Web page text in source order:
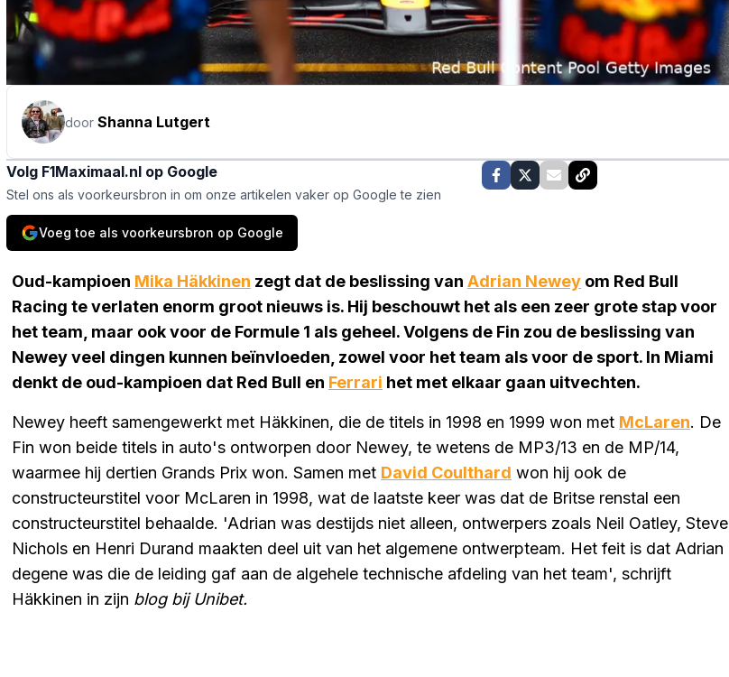
door Shanna Lutgert
Volg F1Maximaal.nl op Google
Stel ons als voorkeursbron in om onze artikelen vaker op Google te zien
Voeg toe als voorkeursbron op Google
Oud-kampioen Mika Häkkinen zegt dat de beslissing van Adrian Newey om Red Bull
Racing te verlaten enorm groot nieuws is. Hij beschouwt het als een zeer grote stap voor
het team, maar ook voor de Formule 1 als geheel. Volgens de Fin zou de beslissing van
Newey veel dingen kunnen beïnvloeden, zowel voor het team als voor de sport. In Miami
denkt de oud-kampioen dat Red Bull en Ferrari het met elkaar gaan uitvechten.
Newey heeft samengewerkt met Häkkinen, die de titels in 1998 en 1999 won met McLaren. De
Fin won beide titels in auto's ontworpen door Newey, te wetens de MP3/13 en de MP/14,
waarmee hij dertien Grands Prix won. Samen met David Coulthard won hij ook de
constructeurstitel voor McLaren in 1998, wat de laatste keer was dat de Britse renstal een
constructeurstitel behaalde. 'Adrian was destijds niet alleen, ontwerpers zoals Neil Oatley, Steve
Nichols en Henri Durand maakten deel uit van het algemene ontwerpteam. Het feit is dat Adrian
degene was die de leiding gaf aan de algehele technische afdeling van het team', schrijft
Häkkinen in zijn blog bij Unibet.